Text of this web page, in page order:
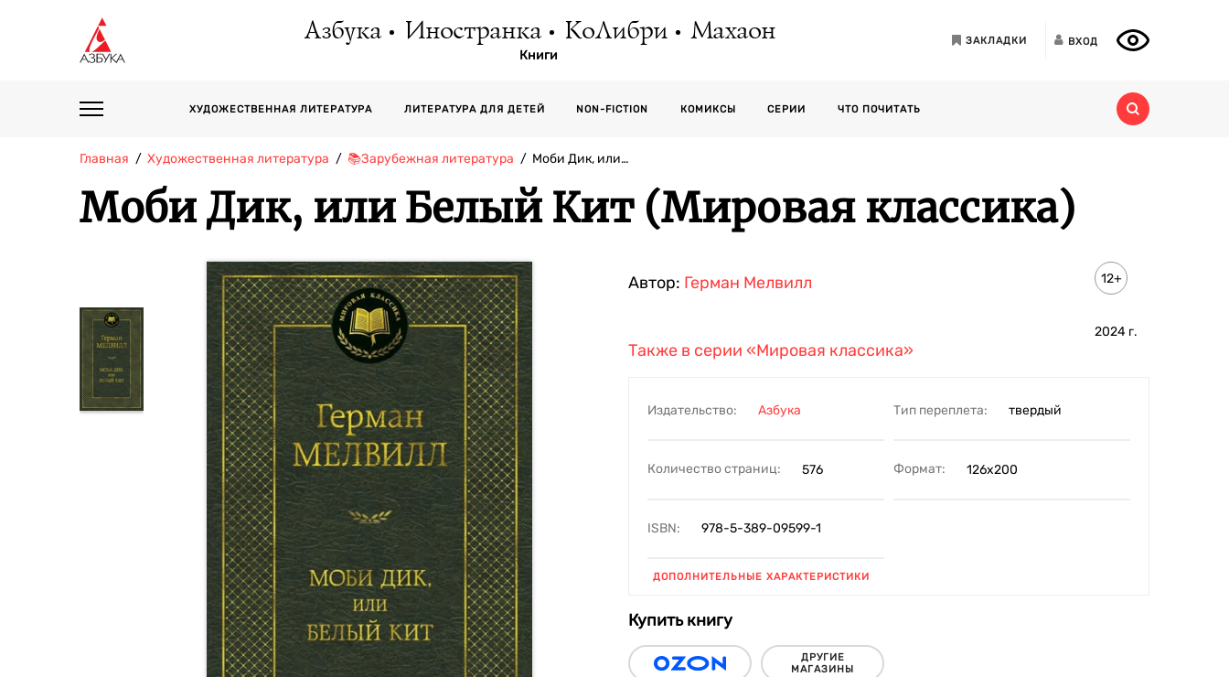
Азбука Иностранка КоЛибри Махаон
Книги
ЗАКЛАДКИ ВХОД
ХУДОЖЕСТВЕННАЯ ЛИТЕРАТУРА ЛИТЕРАТУРА ДЛЯ ДЕТЕЙ NON-FICTION КОМИКСЫ СЕРИИ ЧТО ПОЧИТАТЬ
Главная Художественная литература 📚Зарубежная литература Моби Дик, или…
Моби Дик, или Белый Кит (Мировая классика)
Автор: Герман Мелвилл 12+
2024 г.
Также в серии «Мировая классика»
Издательство: Азбука Тип переплета: твердый
Количество страниц: 576 Формат: 126х200
ISBN: 978-5-389-09599-1
ДОПОЛНИТЕЛЬНЫЕ ХАРАКТЕРИСТИКИ
Купить книгу
ДРУГИЕ
МАГАЗИНЫ